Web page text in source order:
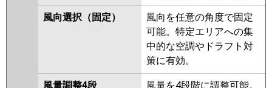
ZRMP80SHFG2 PLZ-
ZRMP80SELFZ PLZ-
ZRMP80SEFZ PLZ-
ZRMP80SEFGZ PLZ-
ZRMP80SELFGZ PLZ-
ZRMP80SEFY PLZ-
風向選択（固定）
風向を任意の角度で固定
可能。特定エリアへの集
中的な空調やドラフト対
策に有効。
風量調整4段 風量を4段階に調整可能。